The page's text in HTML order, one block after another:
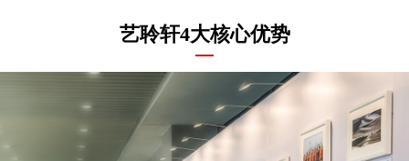
艺聆轩4大核心优势